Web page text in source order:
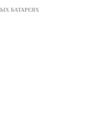
БАТАРЕЯХ